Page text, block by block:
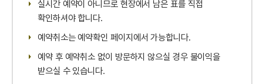
실시간 예약이 아니므로 현장에서 남은 표를 직접
확인하셔야 합니다.
예약취소는 예약확인 페이지에서 가능합니다.
예약 후 예약취소 없이 방문하지 않으실 경우 불이익을
받으실 수 있습니다.